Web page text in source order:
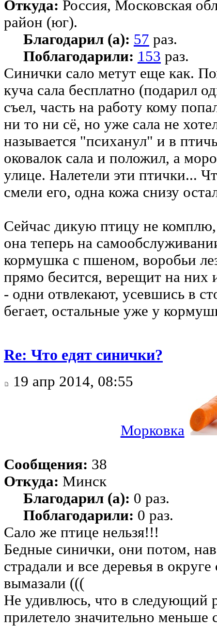
Откуда: Россия, Московская
район (юг).
Благодарил (а): 57 раз.
Поблагодарили: 153 раз.
Синички сало метут еще как.
куча сала бесплатно (подарил
съел, часть на работу кому
ни то ни сё, но уже сала не
называется "психанул" и в
оковалок сала и положил, а
улице. Налетели эти птички...
смели его, одна кожа снизу
Сейчас дикую птицу не
она теперь на
кормушка с пшеном, воробьи
прямо бесится, верещит на них
- одни отвлекают, усевшись в
бегает, остальные уже у
Re: Что едят синички?
19 апр 2014, 08:55
Морковка
Сообщения: 38
Откуда: Минск
Благодарил (а): 0 раз.
Поблагодарили: 0 раз.
Сало же птице нельзя!!!
Бедные синички, они потом,
страдали и все деревья в
вымазали (((
Не удивлюсь, что в следующий
прилетело значительно меньше